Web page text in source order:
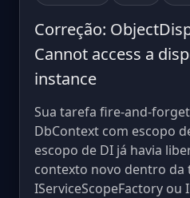
Correção:
Cannot access a
instance
Sua tarefa fire-and-
DbContext com escopo
escopo de DI já havia
contexto novo dentro da
IServiceScopeFactory ou